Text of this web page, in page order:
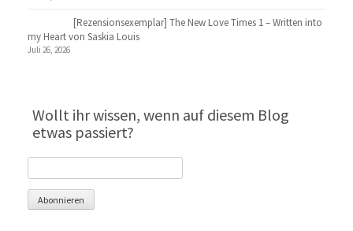
[Rezensionsexemplar] The New Love Times 1 – Written into
my Heart von Saskia Louis
Juli 26, 2026
Wollt ihr wissen, wenn auf diesem Blog
etwas passiert?